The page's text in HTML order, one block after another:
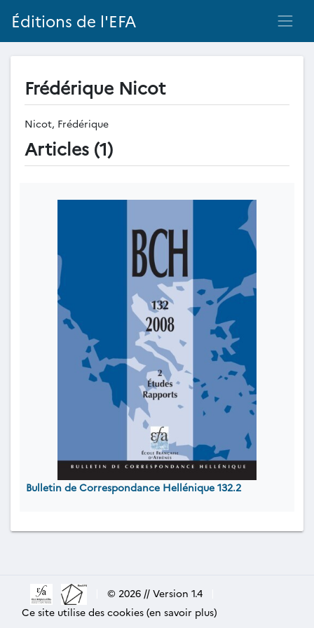
Éditions de l'EFA
Frédérique Nicot
Nicot, Frédérique
Articles (1)
Bulletin de Correspondance Hellénique 132.2
© 2026 // Version 1.4
Ce site utilise des cookies (en savoir plus)